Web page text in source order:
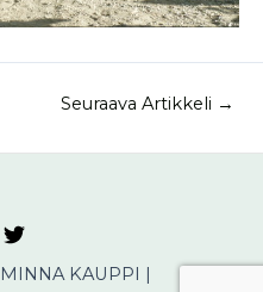
Seuraava Artikkeli →
KAUPPI |